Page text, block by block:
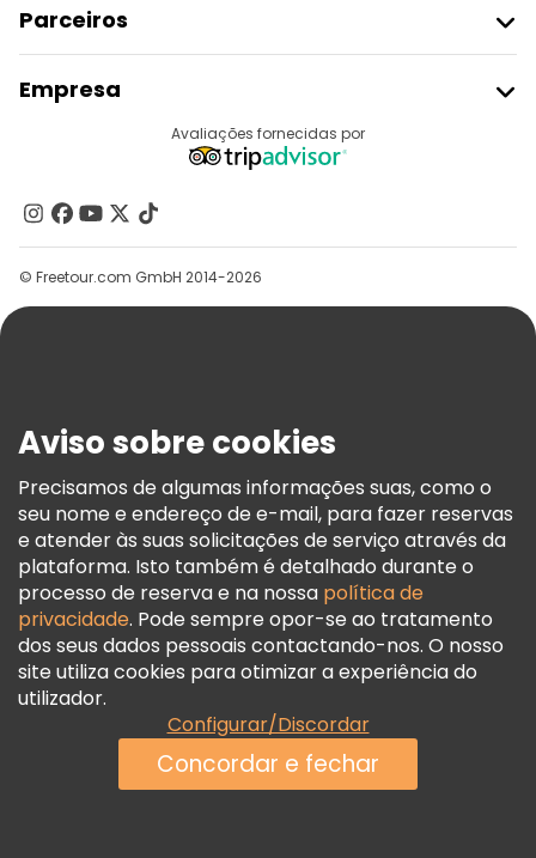
Parceiros
Registo Do Fornecedor
Programa De Afiliados
Empresa
Contacte-Nos
Grupos
Ajuda
Termos E Informações Legais
Política De Cookies
Freetour Prémios
Programa De Fidelidade
Avaliações fornecidas por
© Freetour.com GmbH 2014-2026
Aviso sobre cookies
Precisamos de algumas informações suas, como o
seu nome e endereço de e-mail, para fazer reservas
e atender às suas solicitações de serviço através da
plataforma. Isto também é detalhado durante o
processo de reserva e na nossa política de
privacidade. Pode sempre opor-se ao tratamento
dos seus dados pessoais contactando-nos. O nosso
site utiliza cookies para otimizar a experiência do
utilizador.
Configurar/Discordar
Concordar e fechar